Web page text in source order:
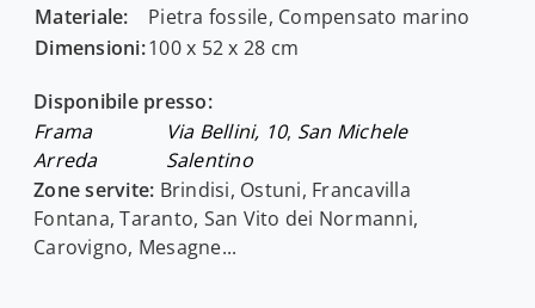
Materiale:
Pietra fossile, Compensato marino
Dimensioni:100 x 52 x 28 cm
Disponibile presso:
Frama
Arreda
Via Bellini, 10, San Michele
Salentino
Zone servite: Brindisi, Ostuni, Francavilla
Fontana, Taranto, San Vito dei Normanni,
Carovigno, Mesagne...